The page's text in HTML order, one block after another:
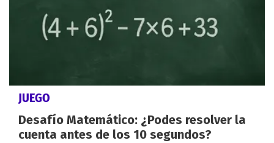
JUEGO
Desafío Matemático: ¿Podes resolver la
cuenta antes de los 10 segundos?